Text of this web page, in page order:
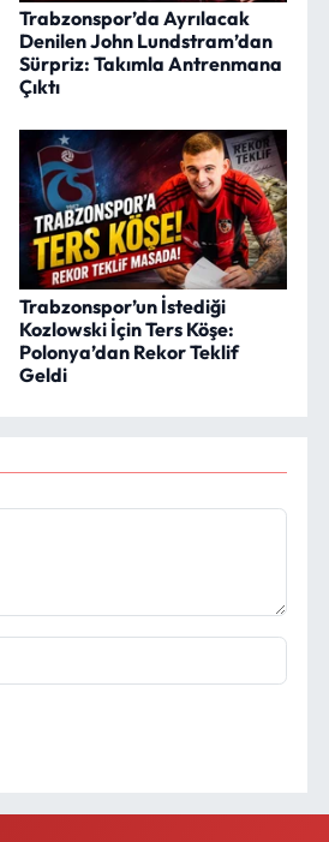
Trabzonspor’da Ayrılacak
Denilen John Lundstram’dan
Sürpriz: Takımla Antrenmana
Çıktı
Trabzonspor’un İstediği
Kozlowski İçin Ters Köşe:
Polonya’dan Rekor Teklif
Geldi